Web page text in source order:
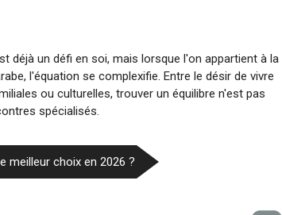
déjà un défi en soi, mais lorsque l'on appartient à la
l'équation se complexifie. Entre le désir de vivre
ou culturelles, trouver un équilibre n'est pas
spécialisés.
meilleur choix en 2026 ?